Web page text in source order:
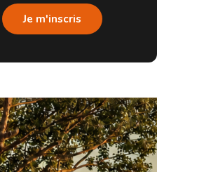
Je m'inscris